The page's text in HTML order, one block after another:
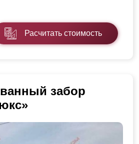
Расчитать стоимость
забор